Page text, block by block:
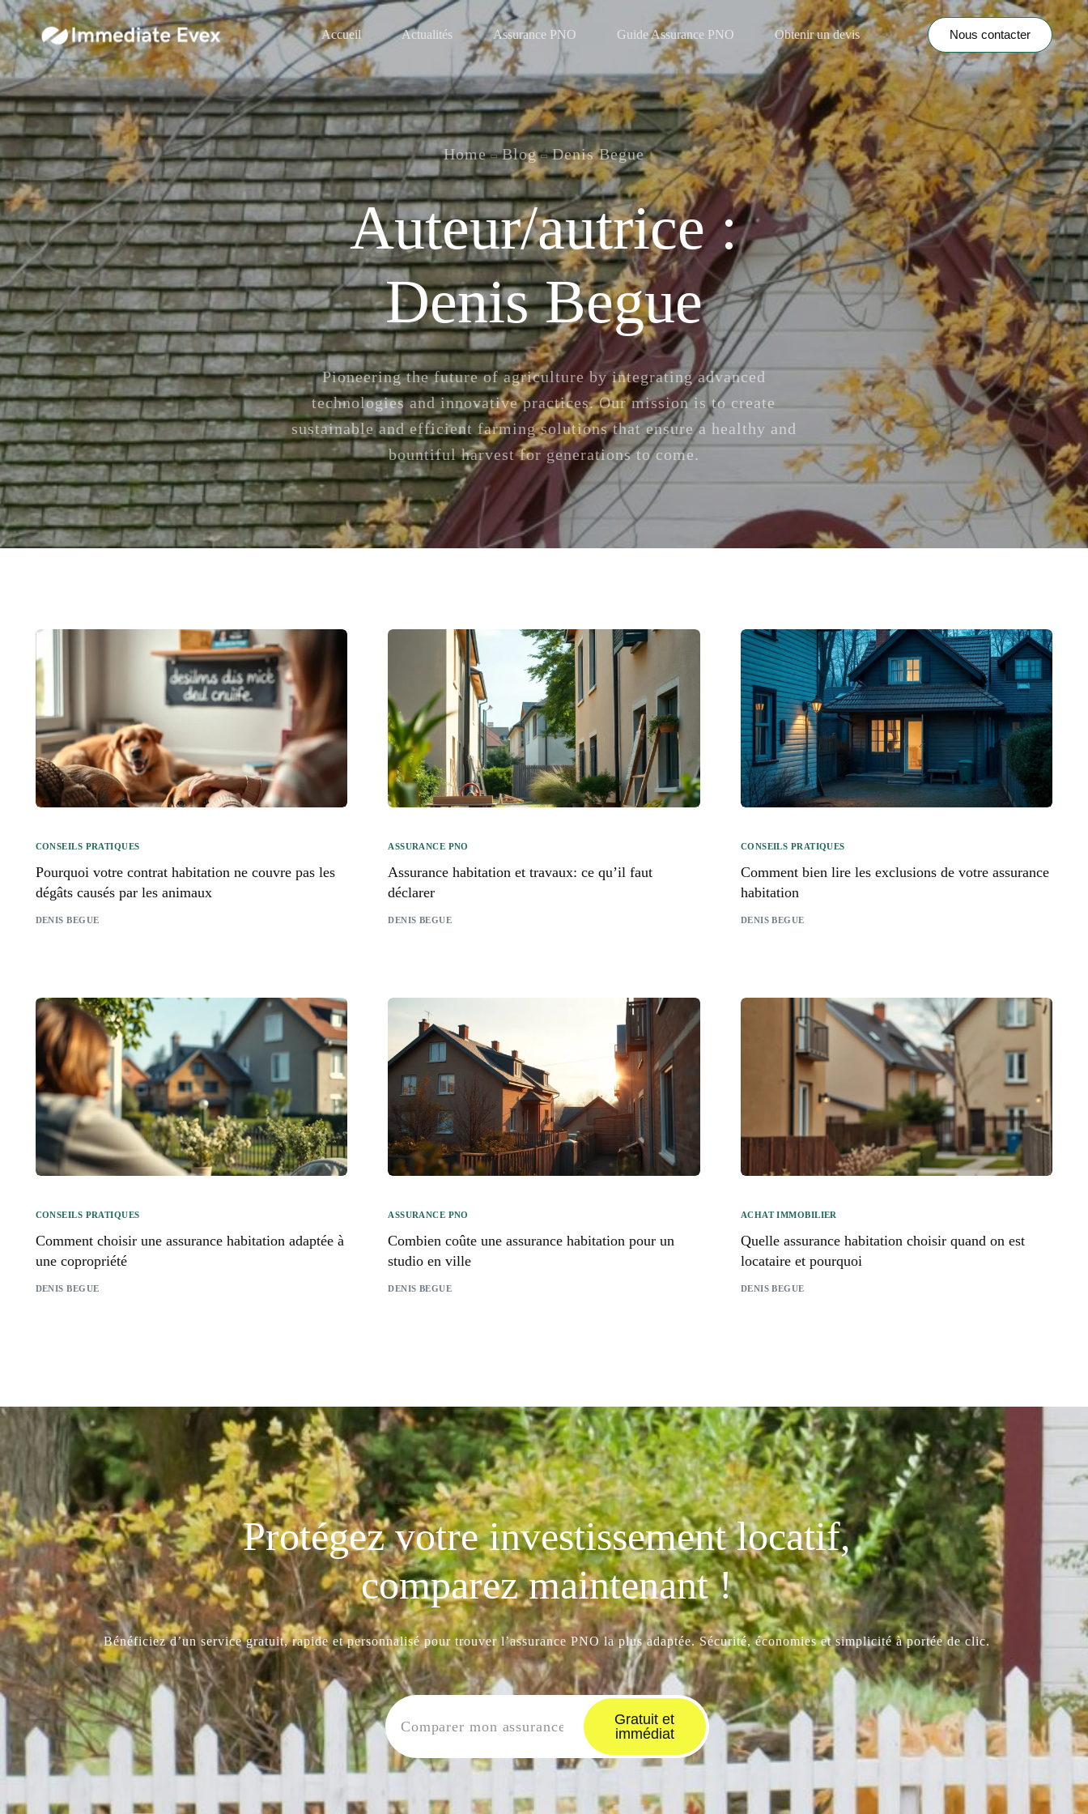
Accueil Actualités Assurance PNO Guide Assurance PNO Obtenir un devis Nous contacter
Home Blog Denis Begue
Auteur/autrice :
Denis Begue
Pioneering the future of agriculture by integrating advanced
technologies and innovative practices. Our mission is to create
sustainable and efficient farming solutions that ensure a healthy and
bountiful harvest for generations to come.
CONSEILS PRATIQUES
Pourquoi votre contrat habitation ne couvre pas les
dégâts causés par les animaux
DENIS BEGUE
ASSURANCE PNO
Assurance habitation et travaux: ce qu’il faut
déclarer
DENIS BEGUE
CONSEILS PRATIQUES
Comment bien lire les exclusions de votre assurance
habitation
DENIS BEGUE
CONSEILS PRATIQUES
Comment choisir une assurance habitation adaptée à
une copropriété
DENIS BEGUE
ASSURANCE PNO
Combien coûte une assurance habitation pour un
studio en ville
DENIS BEGUE
ACHAT IMMOBILIER
Quelle assurance habitation choisir quand on est
locataire et pourquoi
DENIS BEGUE
Protégez votre investissement locatif,
comparez maintenant !
Bénéficiez d’un service gratuit, rapide et personnalisé pour trouver l’assurance PNO la plus adaptée. Sécurité, économies et simplicité à portée de clic.
Gratuit et
immédiat